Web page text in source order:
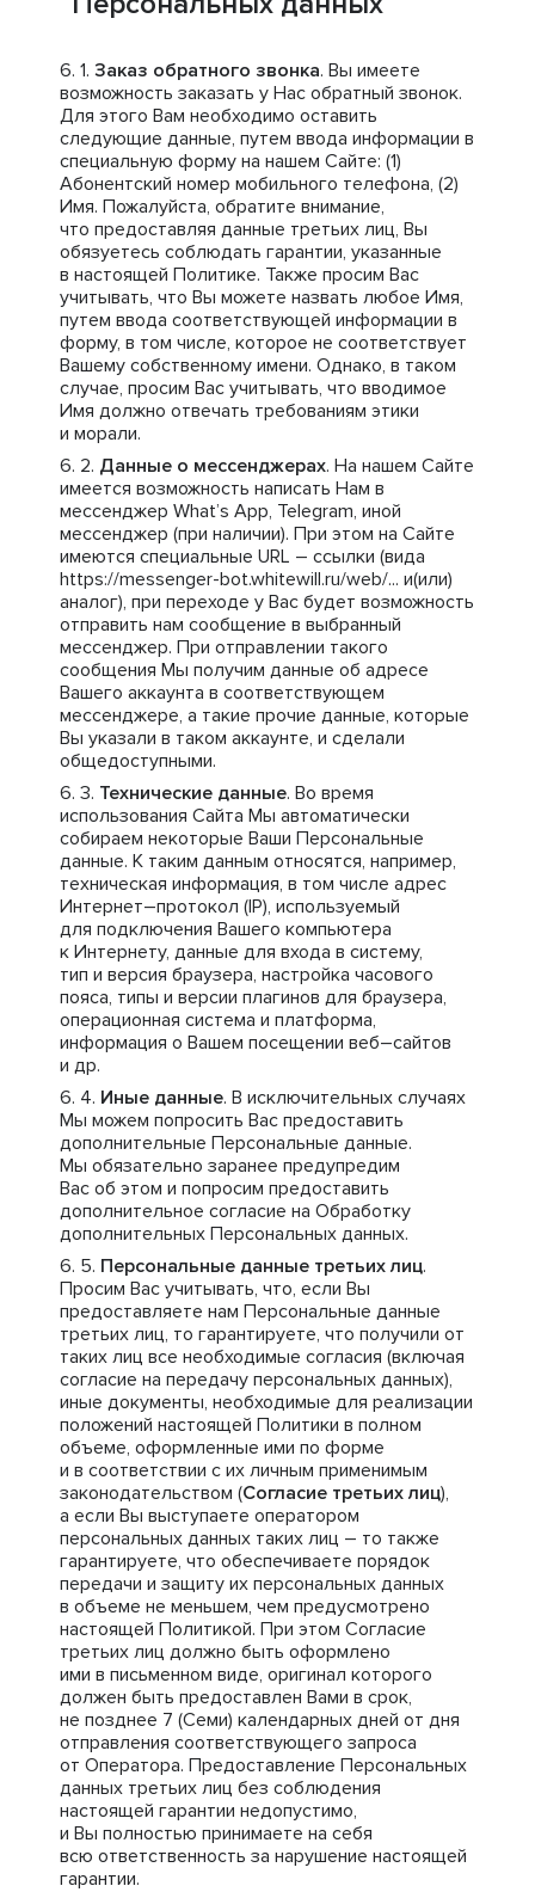
Заказ обратного звонка. Вы имеете
возможность заказать у Нас обратный звонок.
Для этого Вам необходимо оставить
следующие данные, путем ввода информации в
специальную форму на нашем Сайте: (1)
Абонентский номер мобильного телефона, (2)
Имя. Пожалуйста, обратите внимание,
что предоставляя данные третьих лиц, Вы
обязуетесь соблюдать гарантии, указанные
в настоящей Политике. Также просим Вас
учитывать, что Вы можете назвать любое Имя,
путем ввода соответствующей информации в
форму, в том числе, которое не соответствует
Вашему собственному имени. Однако, в таком
случае, просим Вас учитывать, что вводимое
Имя должно отвечать требованиям этики
и морали.
Данные о мессенджерах. На нашем Сайте
имеется возможность написать Нам в
мессенджер What’s App, Telegram, иной
мессенджер (при наличии). При этом на Сайте
имеются специальные URL – ссылки (вида
https://messenger-bot.whitewill.ru/web/... и(или)
аналог), при переходе у Вас будет возможность
отправить нам сообщение в выбранный
мессенджер. При отправлении такого
сообщения Мы получим данные об адресе
Вашего аккаунта в соответствующем
мессенджере, а такие прочие данные, которые
Вы указали в таком аккаунте, и сделали
общедоступными.
Технические данные. Во время
использования Сайта Мы автоматически
собираем некоторые Ваши Персональные
данные. К таким данным относятся, например,
техническая информация, в том числе адрес
Интернет–протокол (IP), используемый
для подключения Вашего компьютера
к Интернету, данные для входа в систему,
тип и версия браузера, настройка часового
пояса, типы и версии плагинов для браузера,
операционная система и платформа,
информация о Вашем посещении веб–сайтов
и др.
Иные данные. В исключительных случаях
Мы можем попросить Вас предоставить
дополнительные Персональные данные.
Мы обязательно заранее предупредим
Вас об этом и попросим предоставить
дополнительное согласие на Обработку
дополнительных Персональных данных.
Персональные данные третьих лиц.
Просим Вас учитывать, что, если Вы
предоставляете нам Персональные данные
третьих лиц, то гарантируете, что получили от
таких лиц все необходимые согласия (включая
согласие на передачу персональных данных),
иные документы, необходимые для реализации
положений настоящей Политики в полном
объеме, оформленные ими по форме
и в соответствии с их личным применимым
законодательством (Согласие третьих лиц),
а если Вы выступаете оператором
персональных данных таких лиц – то также
гарантируете, что обеспечиваете порядок
передачи и защиту их персональных данных
в объеме не меньшем, чем предусмотрено
настоящей Политикой. При этом Согласие
третьих лиц должно быть оформлено
ими в письменном виде, оригинал которого
должен быть предоставлен Вами в срок,
не позднее 7 (Семи) календарных дней от дня
отправления соответствующего запроса
от Оператора. Предоставление Персональных
данных третьих лиц без соблюдения
настоящей гарантии недопустимо,
и Вы полностью принимаете на себя
всю ответственность за нарушение настоящей
гарантии.